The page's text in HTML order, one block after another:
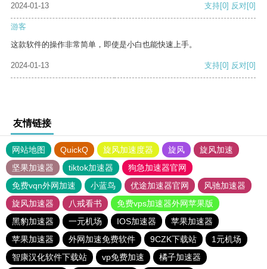
2024-01-13
支持[0] 反对[0]
游客
这款软件的操作非常简单，即使是小白也能快速上手。
2024-01-13 支持[0] 反对[0]
友情链接
网站地图 QuickQ 旋风加速度器 旋风
旋风加速
坚果加速器
tiktok加速器
狗急加速器官网
免费vqn外网加速
小蓝鸟 优途加速器官网
风驰加速器
旋风加速器
八戒看书
免费vps加速器外网苹果版
黑豹加速器
一元机场 IOS加速器
苹果加速器
苹果加速器
外网加速免费软件 9CZK下载站
1元机场
智康汉化软件下载站
vp免费加速 橘子加速器